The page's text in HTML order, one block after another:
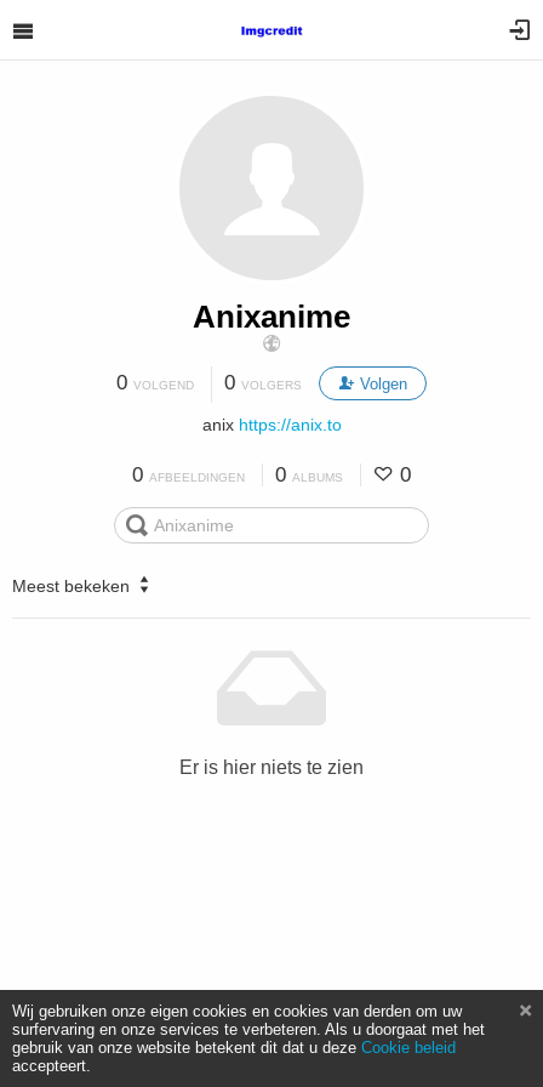
Anixanime
0 VOLGEND 0 VOLGERS Volgen
anix https://anix.to
0 AFBEELDINGEN 0 ALBUMS 0
Meest bekeken
Er is hier niets te zien
Wij gebruiken onze eigen cookies en cookies van derden om uw
surfervaring en onze services te verbeteren. Als u doorgaat met het
gebruik van onze website betekent dit dat u deze Cookie beleid
accepteert.